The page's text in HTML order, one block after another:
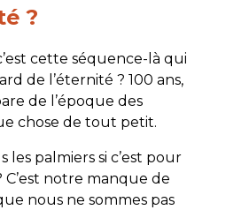
?
cette séquence-là qui
de l’éternité ? 100 ans,
de l’époque des
chose de tout petit.
les palmiers si c’est pour
notre manque de
nous ne sommes pas